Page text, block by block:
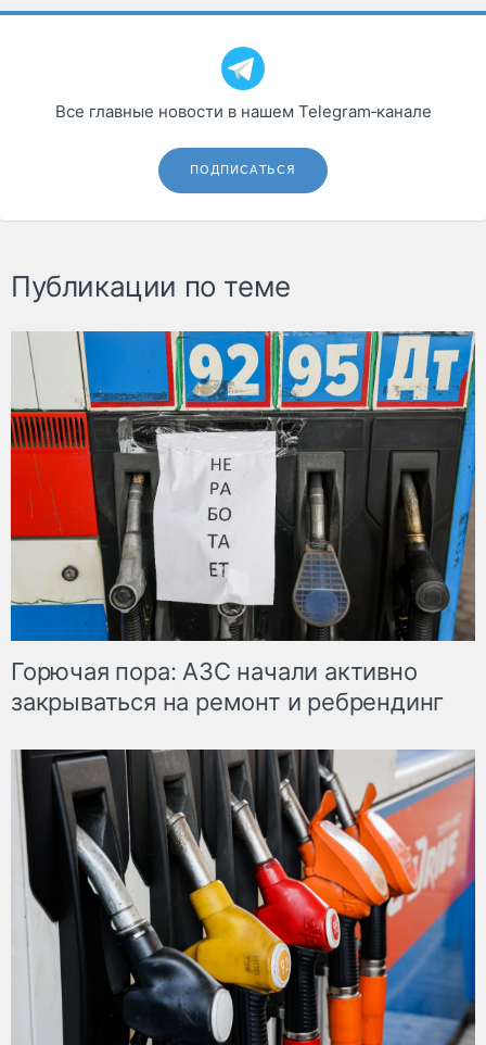
Все главные новости в нашем Telegram‑канале
ПОДПИСАТЬСЯ
Публикации по теме
Горючая пора: АЗС начали активно
закрываться на ремонт и ребрендинг